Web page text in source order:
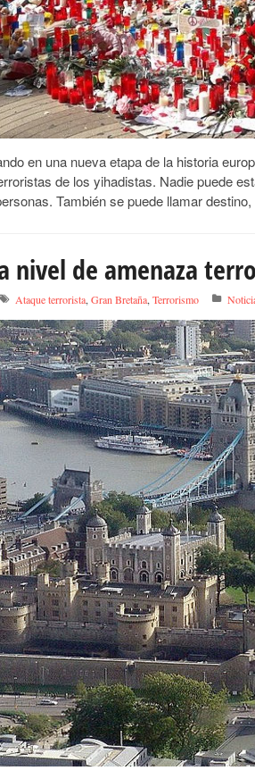
en una nueva etapa de la historia
de los yihadistas. Nadie puede
También se puede llamar
nivel de amenaza
Ataque terrorista,Gran Bretaña,Terrorismo